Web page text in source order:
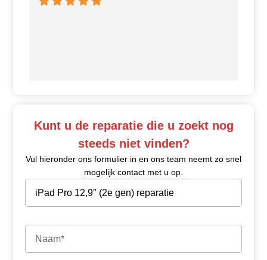
Kunt u de reparatie die u zoekt nog
steeds niet vinden?
Vul hieronder ons formulier in en ons team neemt zo snel
mogelijk contact met u op.